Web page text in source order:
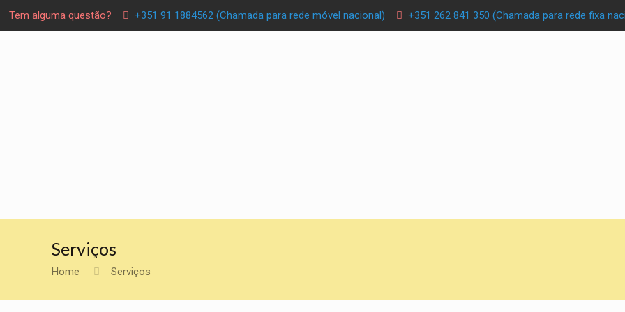
Tem alguma questão? +351 91 1884562 (Chamada para rede móvel nacional) +351 262 841 350 (Chamada para rede fixa
Serviços
Home Serviços